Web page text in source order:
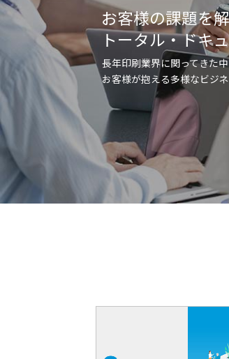
お客様の課題を
トータル・ドキ
長年印刷業界に関ってきた
お客様が抱える多様なビジ